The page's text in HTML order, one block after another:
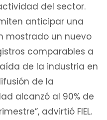
del sector.
anticipar una
mostrado un nuevo
comparables a
de la industria en
de la
alcanzó al 90% de
advirtió FIEL.